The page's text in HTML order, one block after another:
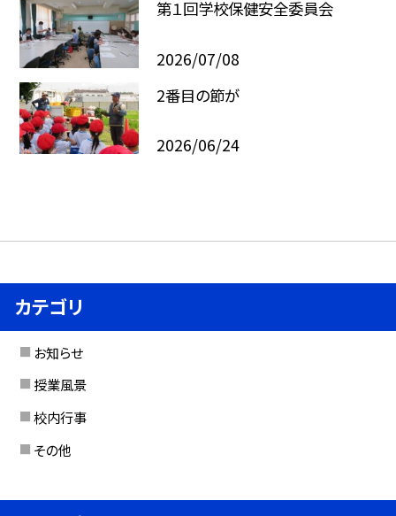
第１回学校保健安全委員会
2026/07/08
2番目の節が
2026/06/24
カテゴリ
お知らせ
授業風景
校内行事
その他